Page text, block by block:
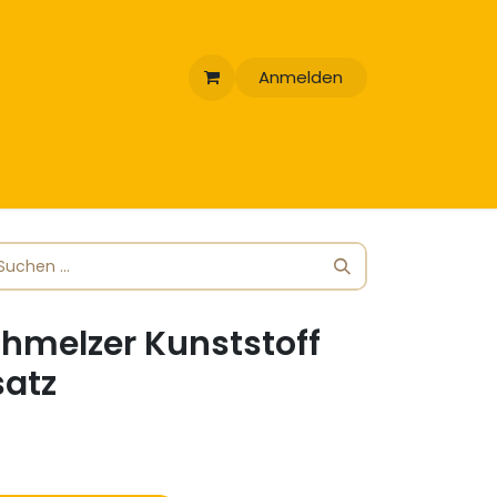
Anmelden
Kunststoff